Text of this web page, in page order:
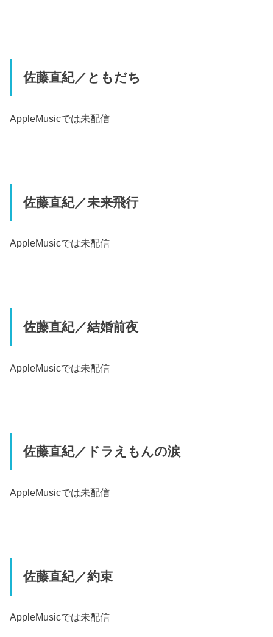
佐藤直紀／ともだち
AppleMusicでは未配信
佐藤直紀／未来飛行
AppleMusicでは未配信
佐藤直紀／結婚前夜
AppleMusicでは未配信
佐藤直紀／ドラえもんの涙
AppleMusicでは未配信
佐藤直紀／約束
AppleMusicでは未配信